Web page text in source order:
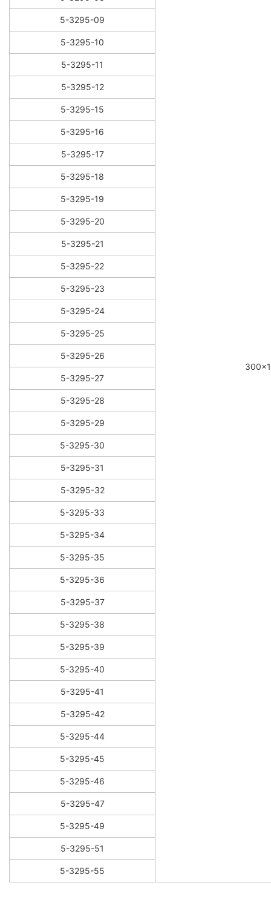
5-3295-09
5-3295-10
5-3295-11
5-3295-12
5-3295-15
5-3295-16
5-3295-17
5-3295-18
5-3295-19
5-3295-20
5-3295-21
5-3295-22
5-3295-23
5-3295-24
5-3295-25
5-3295-26
5-3295-27
5-3295-28
5-3295-29
5-3295-30
5-3295-31
5-3295-32
5-3295-33
5-3295-34
5-3295-35
5-3295-36
5-3295-37
5-3295-38
5-3295-39
5-3295-40
5-3295-41
5-3295-42
5-3295-44
5-3295-45
5-3295-46
5-3295-47
5-3295-49
5-3295-51
5-3295-55